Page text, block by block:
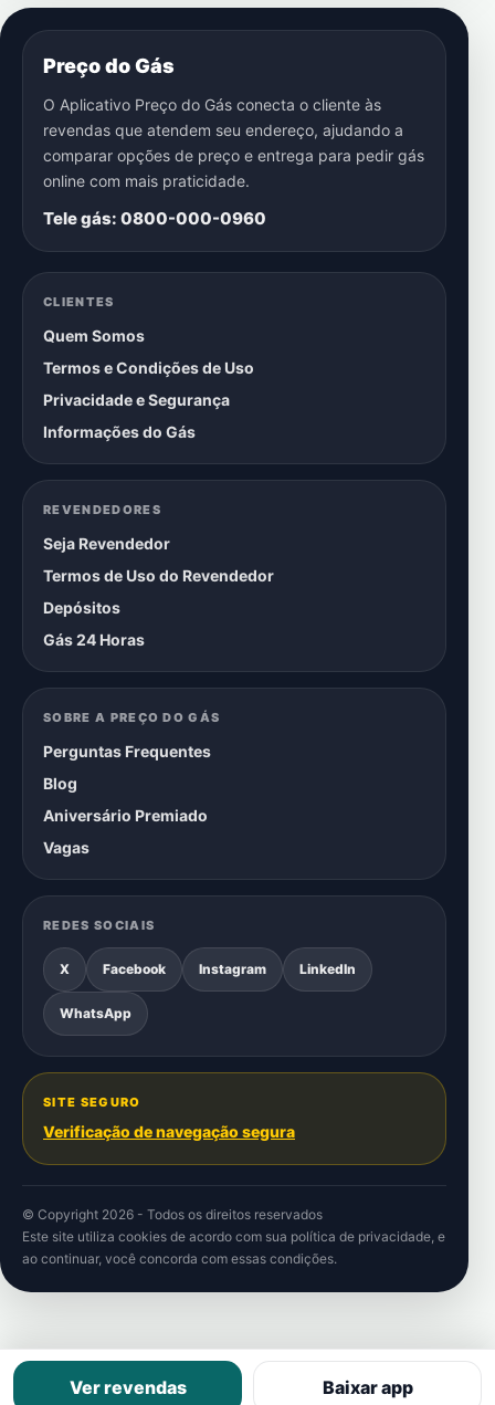
Preço do Gás
O Aplicativo Preço do Gás conecta o cliente às
revendas que atendem seu endereço, ajudando a
comparar opções de preço e entrega para pedir gás
online com mais praticidade.
Tele gás: 0800-000-0960
CLIENTES
Quem Somos
Termos e Condições de Uso
Privacidade e Segurança
Informações do Gás
REVENDEDORES
Seja Revendedor
Termos de Uso do Revendedor
Depósitos
Gás 24 Horas
SOBRE A PREÇO DO GÁS
Perguntas Frequentes
Blog
Aniversário Premiado
Vagas
REDES SOCIAIS
X Facebook Instagram LinkedIn
WhatsApp
SITE SEGURO
Verificação de navegação segura
© Copyright 2026 - Todos os direitos reservados
Este site utiliza cookies de acordo com sua política de privacidade, e
ao continuar, você concorda com essas condições.
Ver revendas Baixar app